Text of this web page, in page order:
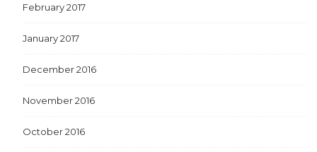
February 2017
January 2017
December 2016
November 2016
October 2016